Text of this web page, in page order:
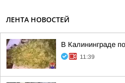
ЛЕНТА НОВОСТЕЙ
В Калининграде
11:39